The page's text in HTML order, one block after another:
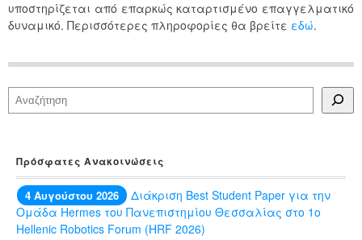
υποστηρίζεται από επαρκώς καταρτισμένο επαγγελματικό
δυναμικό. Περισσότερες πληροφορίες θα βρείτε εδώ.
Αναζήτηση
Πρόσφατες Ανακοινώσεις
4 Αυγούστου 2026
Διάκριση Best Student Paper για την
Ομάδα Hermes του Πανεπιστημίου Θεσσαλίας στο 1ο
Hellenic Robotics Forum (HRF 2026)